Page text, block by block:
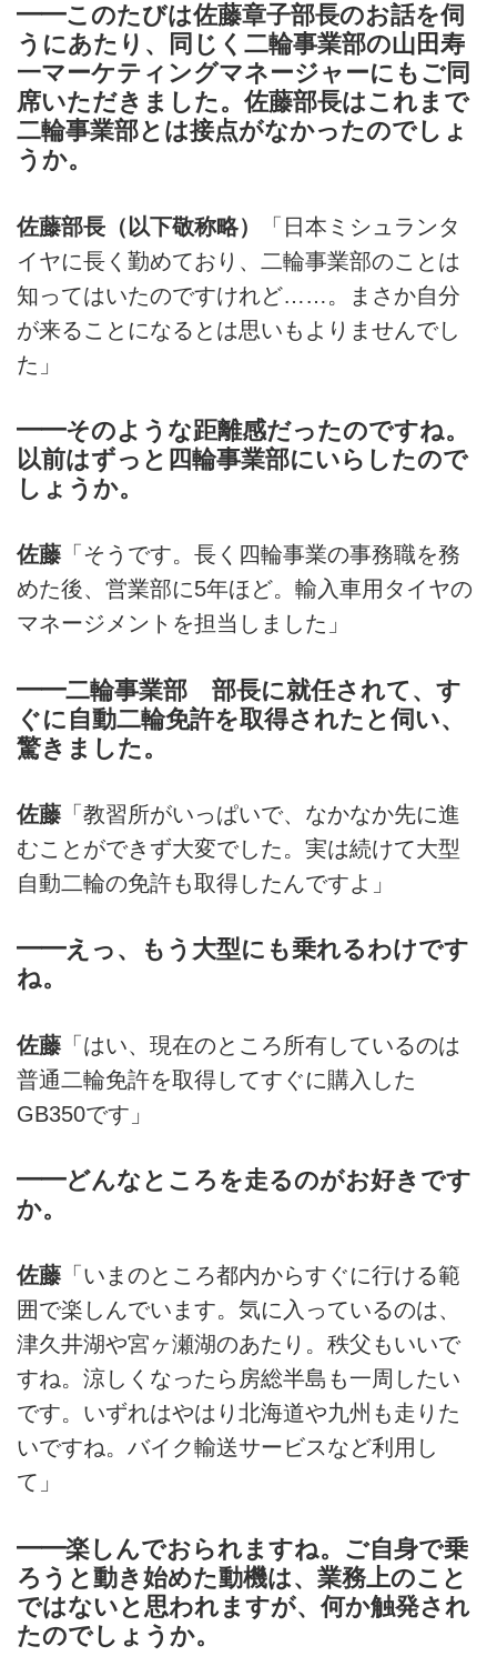
━━このたびは佐藤章子部長のお話を伺
うにあたり、同じく二輪事業部の山田寿
一マーケティングマネージャーにもご同
席いただきました。佐藤部長はこれまで
二輪事業部とは接点がなかったのでしょ
うか。
佐藤部長（以下敬称略）
「日本ミシュランタ
イヤに長く勤めており、二輪事業部のことは
知ってはいたのですけれど……。まさか自分
が来ることになるとは思いもよりませんでし
た」
━━そのような距離感だったのですね。
以前はずっと四輪事業部にいらしたので
しょうか。
佐藤 「そうです。長く四輪事業の事務職を務
めた後、営業部に5年ほど。輸入車用タイヤの
マネージメントを担当しました」
━━二輪事業部 部長に就任されて、す
ぐに自動二輪免許を取得されたと伺い、
驚きました。
佐藤 「教習所がいっぱいで、なかなか先に進
むことができず大変でした。実は続けて大型
自動二輪の免許も取得したんですよ」
━━えっ、もう大型にも乗れるわけです
ね。
佐藤 「はい、現在のところ所有しているのは
普通二輪免許を取得してすぐに購入した
GB350です」
━━どんなところを走るのがお好きです
か。
佐藤 「いまのところ都内からすぐに行ける範
囲で楽しんでいます。気に入っているのは、
津久井湖や宮ヶ瀬湖のあたり。秩父もいいで
すね。涼しくなったら房総半島も一周したい
です。いずれはやはり北海道や九州も走りた
いですね。バイク輸送サービスなど利用し
て」
━━楽しんでおられますね。ご自身で乗
ろうと動き始めた動機は、業務上のこと
ではないと思われますが、何か触発され
たのでしょうか。